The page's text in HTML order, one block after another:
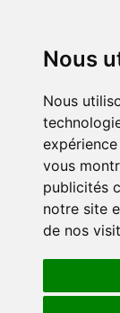
Nous
Nous
vous
publicités
notre site
de nos